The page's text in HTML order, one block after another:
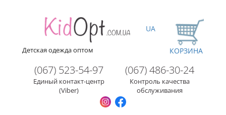
Детская одежда оптом
(067) 523-54-97
Единый контакт-центр
(Viber)
(067) 486-30-24
Контроль качества
обслуживания
UA
КОРЗИНА